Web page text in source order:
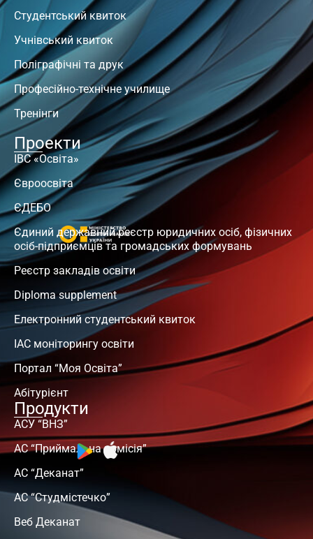
Студентський квиток
Учнівський квиток
Поліграфічні та друк
Професійно-технічне училище
Тренінги
Проекти
ІВС «Освіта»
Євроосвіта
ЄДЕБО
Єдиний державний реєстр юридичних осіб, фізичних
осіб-підприємців та громадських формувань
Реєстр закладів освіти
Diploma supplement
Електронний студентський квиток
ІАС моніторингу освіти
Портал “Моя Освіта”
Абітурієнт
Продукти
АСУ “ВНЗ”
АС “Приймальна комісія”
АС “Деканат”
АС “Студмістечко”
Веб Деканат